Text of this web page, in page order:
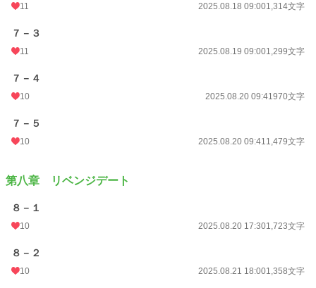
11 2025.08.18 09:001,314文字
７－３
11 2025.08.19 09:001,299文字
７－４
10 2025.08.20 09:41970文字
７－５
10 2025.08.20 09:411,479文字
第八章 リベンジデート
８－１
10 2025.08.20 17:301,723文字
８－２
10 2025.08.21 18:001,358文字